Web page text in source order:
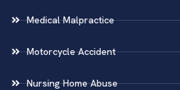
Medical Malpractice
Motorcycle Accident
Nursing Home Abuse